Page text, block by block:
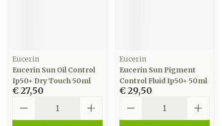
Eucerin
Eucerin Sun Oil Control
Ip50+ Dry Touch 50ml
€ 27,50
Eucerin
Eucerin Sun Pigment
Control Fluid Ip50+ 50ml
€ 29,50